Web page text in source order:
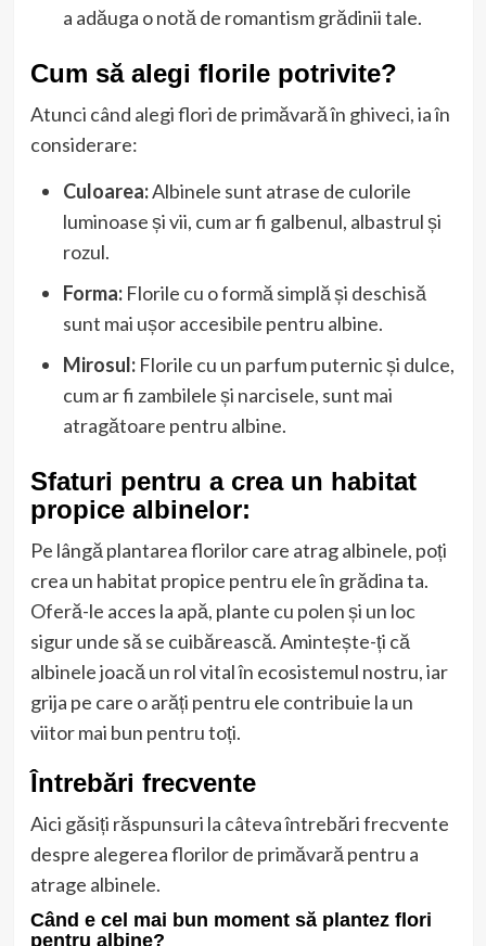
a adăuga o notă de romantism grădinii tale.
Cum să alegi florile potrivite?
Atunci când alegi flori de primăvară în ghiveci, ia în
considerare:
Culoarea:Albinele sunt atrase de culorile
luminoase și vii, cum ar fi galbenul, albastrul și
rozul.
Forma:Florile cu o formă simplă și deschisă
sunt mai ușor accesibile pentru albine.
Mirosul:Florile cu un parfum puternic și dulce,
cum ar fi zambilele și narcisele, sunt mai
atragătoare pentru albine.
Sfaturi pentru a crea un habitat
propice albinelor:
Pe lângă plantarea florilor care atrag albinele, poți
crea un habitat propice pentru ele în grădina ta.
Oferă-le acces la apă, plante cu polen și un loc
sigur unde să se cuibărească. Amintește-ți că
albinele joacă un rol vital în ecosistemul nostru, iar
grija pe care o arăți pentru ele contribuie la un
viitor mai bun pentru toți.
Întrebări frecvente
Aici găsiți răspunsuri la câteva întrebări frecvente
despre alegerea florilor de primăvară pentru a
atrage albinele.
Când e cel mai bun moment să plantez flori
pentru albine?